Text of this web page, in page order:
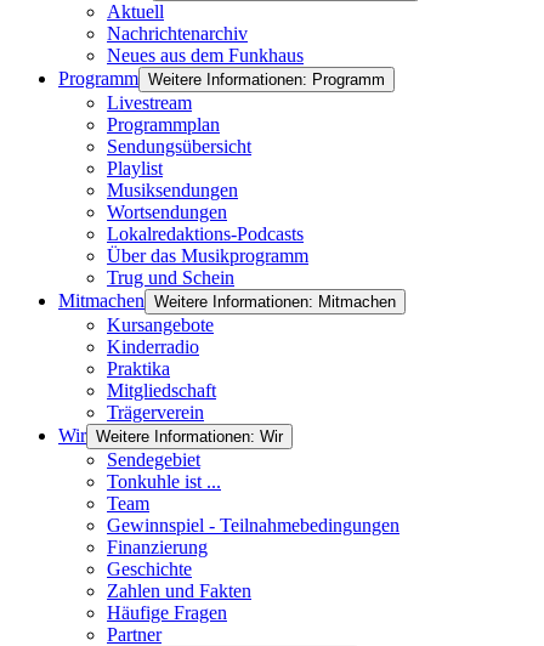
Aktuell
Nachrichtenarchiv
Neues aus dem Funkhaus
Programm Weitere Informationen: Programm
Livestream
Programmplan
Sendungsübersicht
Playlist
Musiksendungen
Wortsendungen
Lokalredaktions-Podcasts
Über das Musikprogramm
Trug und Schein
Mitmachen Weitere Informationen: Mitmachen
Kursangebote
Kinderradio
Praktika
Mitgliedschaft
Trägerverein
Wir Weitere Informationen: Wir
Sendegebiet
Tonkuhle ist ...
Team
Gewinnspiel - Teilnahmebedingungen
Finanzierung
Geschichte
Zahlen und Fakten
Häufige Fragen
Partner